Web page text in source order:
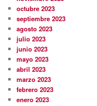
octubre 2023
septiembre 2023
agosto 2023
julio 2023
junio 2023
mayo 2023
abril 2023
marzo 2023
febrero 2023
enero 2023